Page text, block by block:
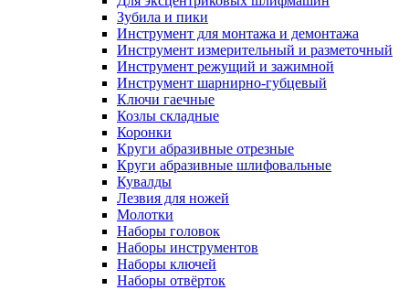
Зубила и пики
Инструмент для монтажа и демонтажа
Инструмент измерительный и разметочный
Инструмент режущий и зажимной
Инструмент шарнирно-губцевый
Ключи гаечные
Козлы складные
Коронки
Круги абразивные отрезные
Круги абразивные шлифовальные
Кувалды
Лезвия для ножей
Молотки
Наборы головок
Наборы инструментов
Наборы ключей
Наборы отвёрток